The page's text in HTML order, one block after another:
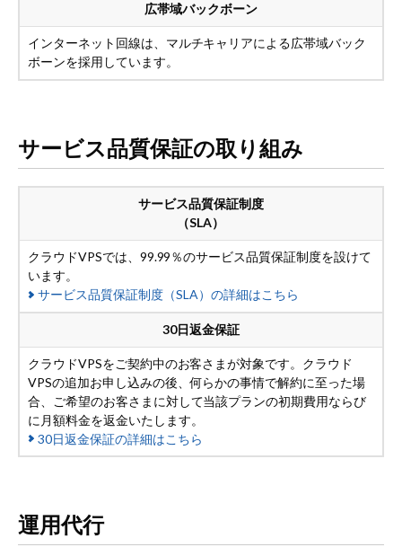
広帯域バックボーン
インターネット回線は、マルチキャリアによる広帯域バック
ボーンを採用しています。
サービス品質保証の取り組み
サービス品質保証制度
（SLA）
クラウドVPSでは、99.99％のサービス品質保証制度を設けて
います。
サービス品質保証制度（SLA）の詳細はこちら
30日返金保証
クラウドVPSをご契約中のお客さまが対象です。クラウド
VPSの追加お申し込みの後、何らかの事情で解約に至った場
合、ご希望のお客さまに対して当該プランの初期費用ならび
に月額料金を返金いたします。
30日返金保証の詳細はこちら
運用代行